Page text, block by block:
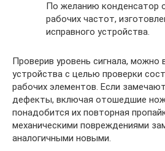
По желанию конденсатор
рабочих частот,
исправного устройства.
Проверив уровень сигнала,
устройства с целью проверки
рабочих элементов. Если
дефекты, включая отошедшие
понадобится их повторная
механическими повреждениями
аналогичными новыми.